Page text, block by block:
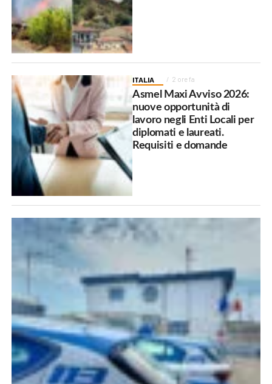
ITALIA 2 ore fa
Asmel Maxi Avviso 2026:
nuove opportunità di
lavoro negli Enti Locali per
diplomati e laureati.
Requisiti e domande